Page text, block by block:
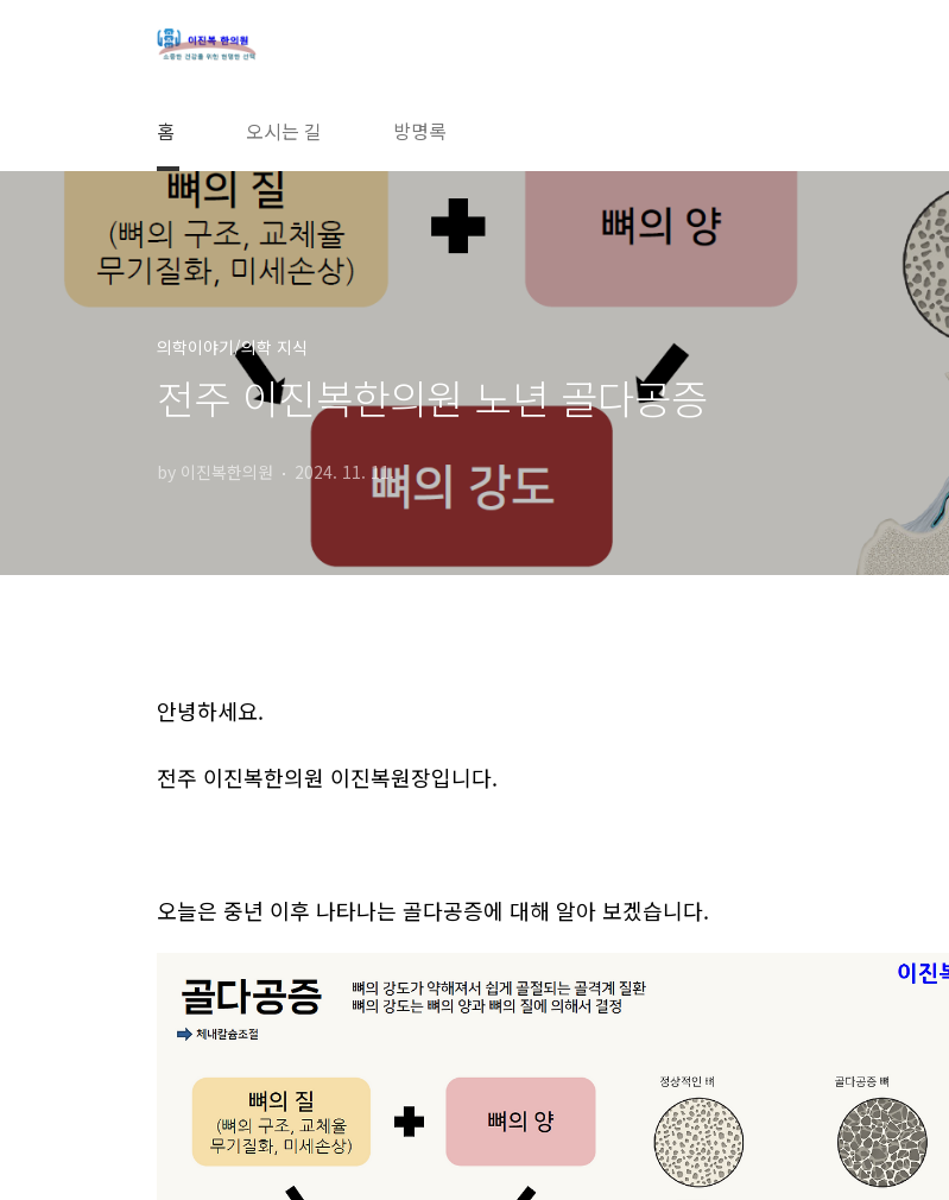
홈 오시는 길 방명록
의학이야기/의학 지식
전주 이진복한의원 노년 골다공증
by 이진복한의원 2024. 11. 11.
안녕하세요.
전주 이진복한의원 이진복원장입니다.
오늘은 중년 이후 나타나는 골다공증에 대해 알아 보겠습니다.